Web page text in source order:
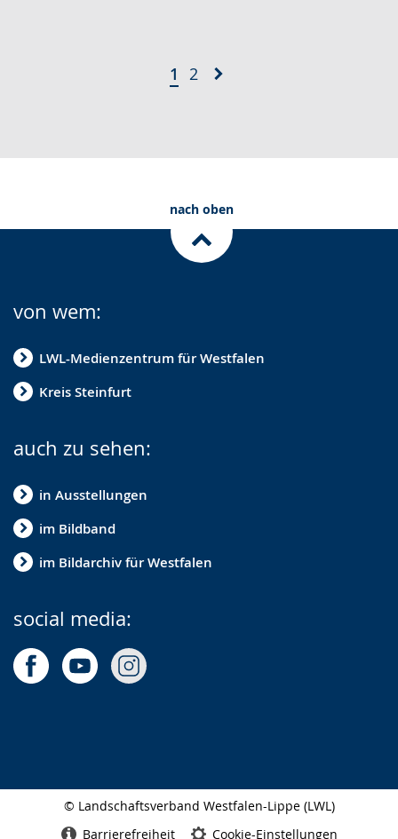
1 2
nach oben
von wem:
LWL-Medienzentrum für Westfalen
Kreis Steinfurt
auch zu sehen:
in Ausstellungen
im Bildband
im Bildarchiv für Westfalen
social media:
© Landschaftsverband Westfalen-Lippe (LWL)
Barrierefreiheit Cookie-Einstellungen